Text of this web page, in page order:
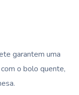
garantem uma
o bolo quente,